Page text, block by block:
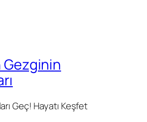
Gezginin
Geç! Hayatı Keşfet